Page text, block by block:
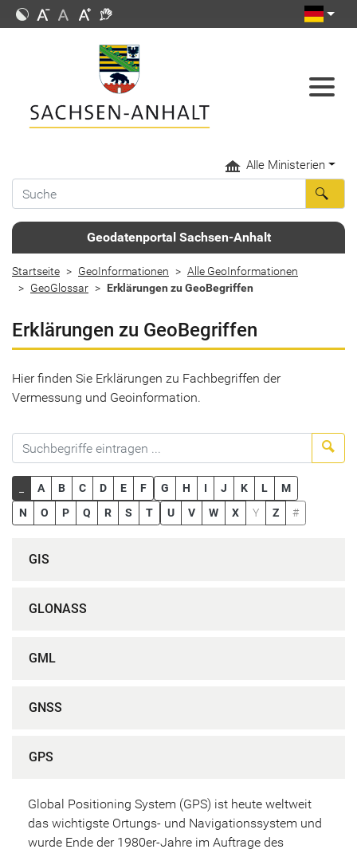
Alle Ministerien
Geodatenportal Sachsen-Anhalt
Startseite GeoInformationen
Alle GeoInformationen
GeoGlossar
Erklärungen zu GeoBegriffen
Erklärungen zu GeoBegriffen
Hier finden Sie Erklärungen zu Fachbegriffen der
Vermessung und Geoinformation.
A B C D E F G H I J K L
M
N
O P Q R S T U V W X Y Z #
GIS
GLONASS
GML
GNSS
GPS
Global Positioning System (GPS) ist heute weltweit
das wichtigste Ortungs- und Navigationssystem und
wurde Ende der 1980er-Jahre im Auftrage des